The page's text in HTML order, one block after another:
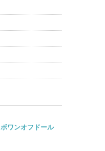
ワンオフドール